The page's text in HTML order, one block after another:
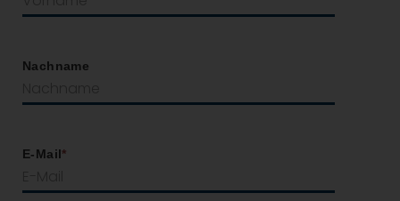
Nachname
E-Mail*